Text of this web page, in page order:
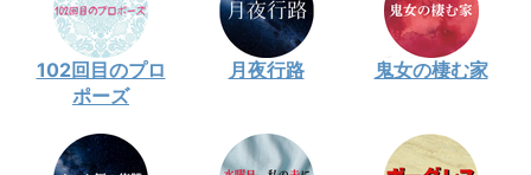
102回目のプロ
ポーズ
月夜行路 鬼女の棲む家